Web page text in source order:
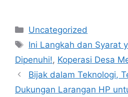
Kategori
Uncategorized
Tag
Ini Langkah dan Syarat
Dipenuhi!, Koperasi Desa
Bijak dalam Teknologi,
Dukungan Larangan HP